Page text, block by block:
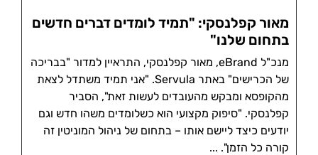
מאור קפלנסקי: "תמיד לומדים דברים חדשים
בתחום שלנו"
מנכ"ל eBrand, מאור קפלנסקי, התראיין למדור "בבריכה
של הכרישים" באתר Servula. "אני תמיד משתדל לצאת
מהקופסא ומבקש מהעובדים לעשות זאת", הסביר
קפלנסקי. "סיפוק מקצועי הוא כשלומדים משהו חדש וגם
יודעים כיצד ליישם אותו – בתחום של ניהול המוניטין זה
קורה כל הזמן".